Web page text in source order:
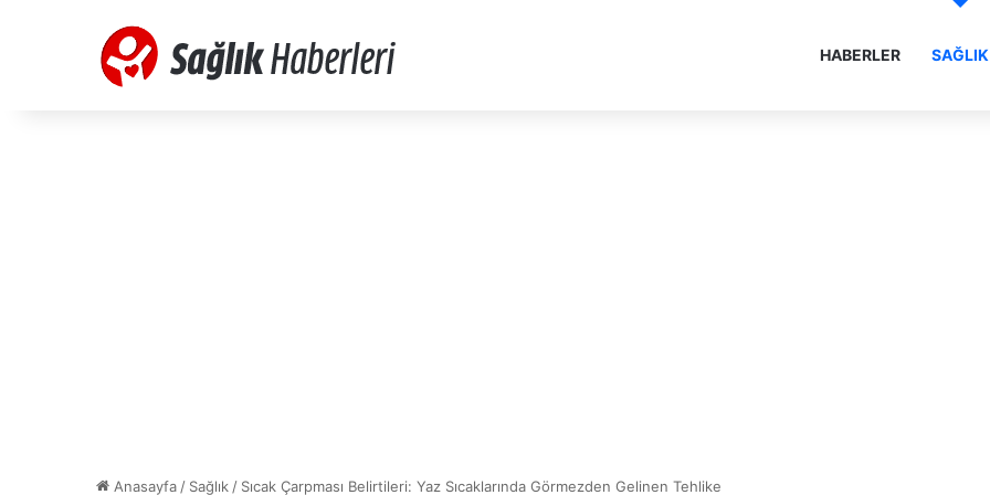
HABERLER SAĞLIK
Anasayfa / Sağlık / Sıcak Çarpması Belirtileri: Yaz Sıcaklarında Görmezden Gelinen Tehlike